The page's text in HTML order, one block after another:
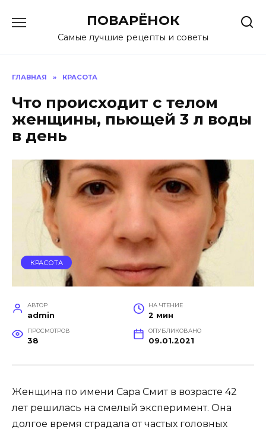
содержанию
ПОВАРЁНОК
Самые лучшие рецепты и советы
ГЛАВНАЯ » КРАСОТА
Что происходит с телом
женщины, пьющей 3 л воды
в день
КРАСОТА
АВТОР
admin
НА ЧТЕНИЕ
2 мин
ПРОСМОТРОВ
38
ОПУБЛИКОВАНО
09.01.2021
Женщина по имени Сара Смит в возрасте 42
лет решилась на смелый эксперимент. Она
долгое время страдала от частых головных